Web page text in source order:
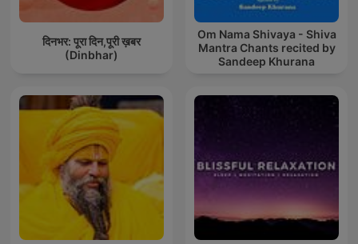
दिनभर: पूरा दिन,पूरी ख़बर
(Dinbhar)
Om Nama Shivaya - Shiva
Mantra Chants recited by
Sandeep Khurana